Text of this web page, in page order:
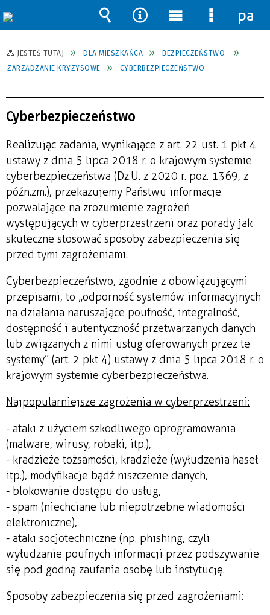
JESTEŚ TUTAJ DLA MIESZKAŃCA
BEZPIECZEŃSTWO
ZARZĄDZANIE KRYZYSOWE
CYBERBEZPIECZEŃSTWO
Cyberbezpieczeństwo
Realizując zadania, wynikające z art. 22 ust. 1 pkt 4
ustawy z dnia 5 lipca 2018 r. o krajowym systemie
cyberbezpieczeństwa (Dz.U. z 2020 r. poz. 1369, z
późn.zm.), przekazujemy Państwu informacje
pozwalające na zrozumienie zagrożeń
występujących w cyberprzestrzeni oraz porady jak
skuteczne stosować sposoby zabezpieczenia się
przed tymi zagrożeniami.
Cyberbezpieczeństwo, zgodnie z obowiązującymi
przepisami, to „odporność systemów informacyjnych
na działania naruszające poufność, integralność,
dostępność i autentyczność przetwarzanych danych
lub związanych z nimi usług oferowanych przez te
systemy” (art. 2 pkt 4) ustawy z dnia 5 lipca 2018 r. o
krajowym systemie cyberbezpieczeństwa.
Najpopularniejsze zagrożenia w cyberprzestrzeni:
- ataki z użyciem szkodliwego oprogramowania
(malware, wirusy, robaki, itp.),
- kradzieże tożsamości, kradzieże (wyłudzenia haseł
itp.), modyfikacje bądź niszczenie danych,
- blokowanie dostępu do usług,
- spam (niechciane lub niepotrzebne wiadomości
elektroniczne),
- ataki socjotechniczne (np. phishing, czyli
wyłudzanie poufnych informacji przez podszywanie
się pod godną zaufania osobę lub instytucję.
Sposoby zabezpieczenia się przed zagrożeniami:
Wyszukiwarka
Narzędzia
Menu
główne
Menu